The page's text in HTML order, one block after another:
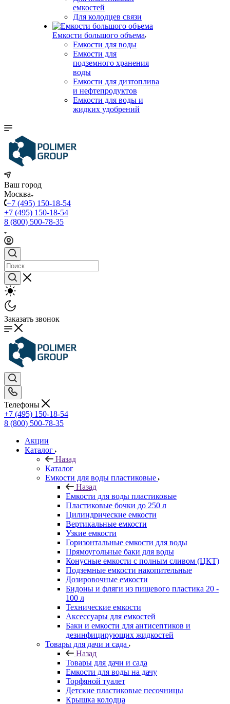
емкостей
Для колодцев связи
Емкости большого объема
Емкости для воды
Емкости для
подземного хранения
воды
Емкости для дизтоплива
и нефтепродуктов
Емкости для воды и
жидких удобрений
Ваш город
Москва
+7 (495) 150-18-54
+7 (495) 150-18-54
8 (800) 500-78-35
Заказать звонок
Телефоны
+7 (495) 150-18-54
8 (800) 500-78-35
Акции
Каталог
Назад
Каталог
Емкости для воды пластиковые
Назад
Емкости для воды пластиковые
Пластиковые бочки до 250 л
Цилиндрические емкости
Вертикальные емкости
Узкие емкости
Горизонтальные емкости для воды
Прямоугольные баки для воды
Конусные емкости с полным сливом (ЦКТ)
Подземные емкости накопительные
Дозировочные емкости
Бидоны и фляги из пищевого пластика 20 -
100 л
Технические емкости
Аксессуары для емкостей
Баки и емкости для антисептиков и
дезинфицирующих жидкостей
Товары для дачи и сада
Назад
Товары для дачи и сада
Емкости для воды на дачу
Торфяной туалет
Детские пластиковые песочницы
Крышка колодца